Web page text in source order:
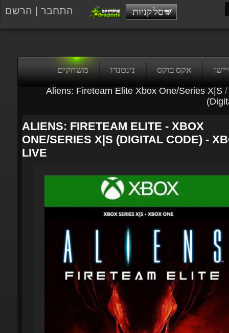
התחבר הרשם סל קניות
אקס בוקס נינטנדו משחקים
/
Aliens: Fireteam Elite Xbox One/Series X|S
ALIENS: FIRETEAM ELITE - XBOX
ONE/SERIES X|S (DIGITAL CODE) -
LIVE